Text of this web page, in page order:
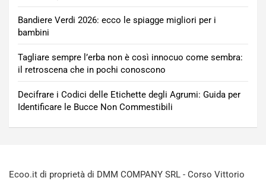
Bandiere Verdi 2026: ecco le spiagge migliori per i
bambini
Tagliare sempre l’erba non è così innocuo come sembra:
il retroscena che in pochi conoscono
Decifrare i Codici delle Etichette degli Agrumi: Guida per
Identificare le Bucce Non Commestibili
Ecoo.it di proprietà di DMM COMPANY SRL - Corso Vittorio